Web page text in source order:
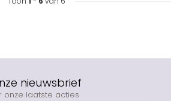
nieuwsbrief
onze laatste acties